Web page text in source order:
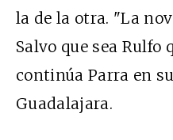
la de la otra. "La
Salvo que sea Rulfo
continúa Parra en
Guadalajara.